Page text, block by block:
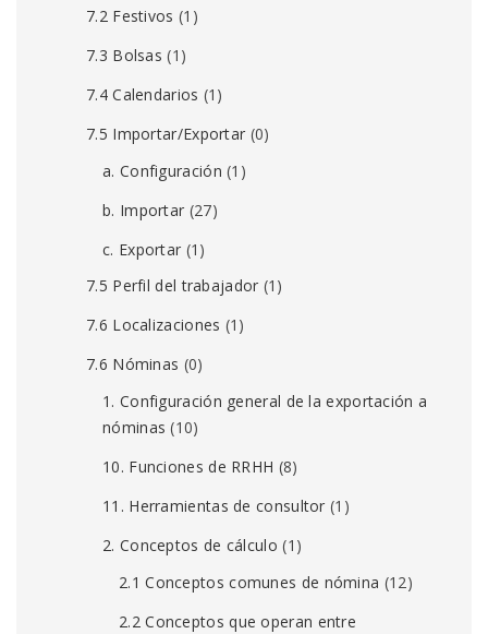
7.2 Festivos (1)
7.3 Bolsas (1)
7.4 Calendarios (1)
7.5 Importar/Exportar (0)
a. Configuración (1)
b. Importar (27)
c. Exportar (1)
7.5 Perfil del trabajador (1)
7.6 Localizaciones (1)
7.6 Nóminas (0)
1. Configuración general de la exportación a
nóminas (10)
10. Funciones de RRHH (8)
11. Herramientas de consultor (1)
2. Conceptos de cálculo (1)
2.1 Conceptos comunes de nómina (12)
2.2 Conceptos que operan entre